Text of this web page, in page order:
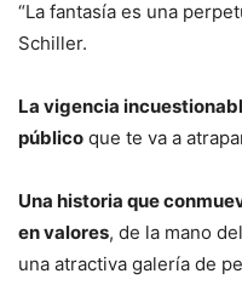
“La fantasía es una
Schiller.
La vigencia
público que te va a
Una historia que
en valores, de la mano
una atractiva galería de